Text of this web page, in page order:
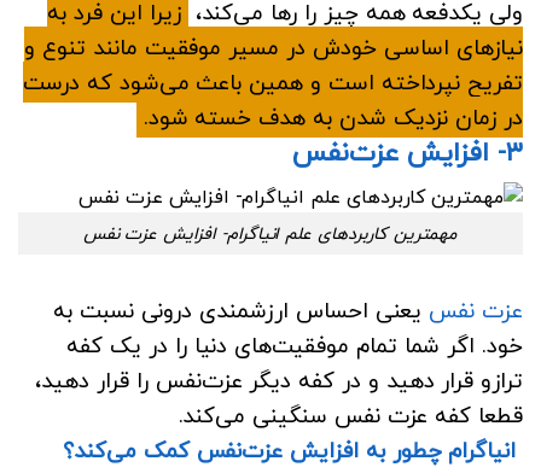
ولی یکدفعه همه چیز را رها می‌کند، زیرا این فرد به
نیازهای اساسی خودش در مسیر موفقیت مانند تنوع و
تفریح نپرداخته است و همین باعث می‌شود که درست
در زمان نزدیک شدن به هدف خسته شود.
۳- افزایش عزت‌نفس
مهمترین کاربردهای علم انیاگرام- افزایش عزت نفس
عزت نفس یعنی احساس ارزشمندی درونی نسبت به
خود. اگر شما تمام موفقیت‌های دنیا را در یک کفه
ترازو قرار دهید و در کفه دیگر عزت‌نفس را قرار دهید،
قطعا کفه عزت نفس سنگینی می‌کند.
انیاگرام چطور به افزایش عزت‌نفس کمک می‌کند؟